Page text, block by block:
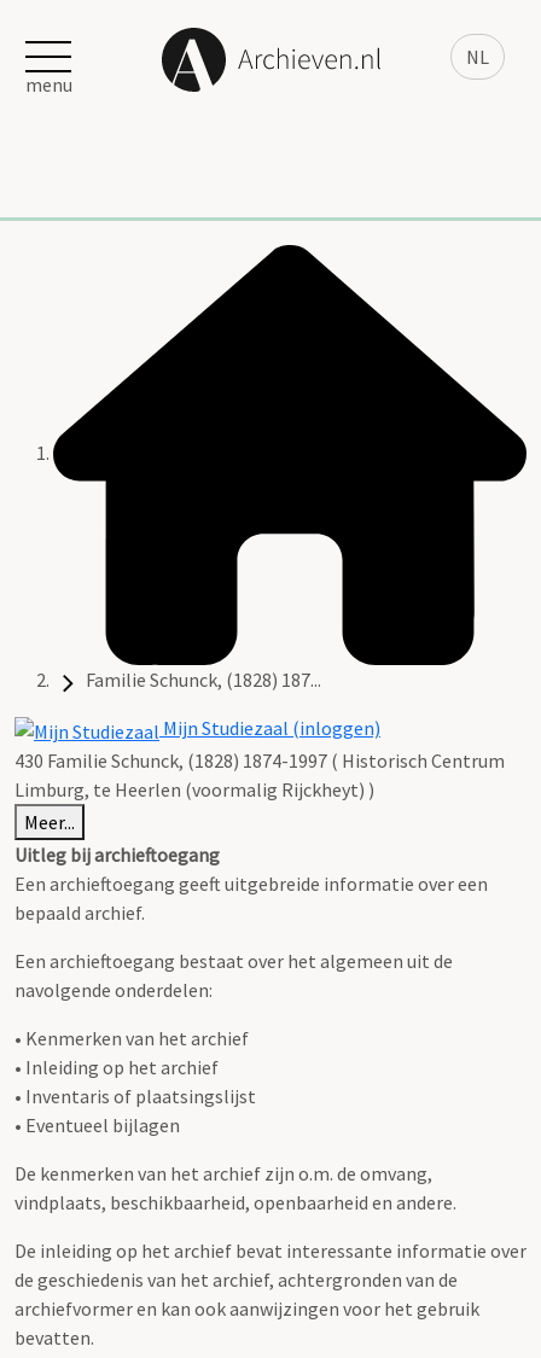
NL
menu
Familie Schunck, (1828) 187...
Mijn Studiezaal (inloggen)
430 Familie Schunck, (1828) 1874-1997 ( Historisch Centrum
Limburg, te Heerlen (voormalig Rijckheyt) )
Meer...
Uitleg bij archieftoegang
Een archieftoegang geeft uitgebreide informatie over een
bepaald archief.
Een archieftoegang bestaat over het algemeen uit de
navolgende onderdelen:
• Kenmerken van het archief
• Inleiding op het archief
• Inventaris of plaatsingslijst
• Eventueel bijlagen
De kenmerken van het archief zijn o.m. de omvang,
vindplaats, beschikbaarheid, openbaarheid en andere.
De inleiding op het archief bevat interessante informatie over
de geschiedenis van het archief, achtergronden van de
archiefvormer en kan ook aanwijzingen voor het gebruik
bevatten.